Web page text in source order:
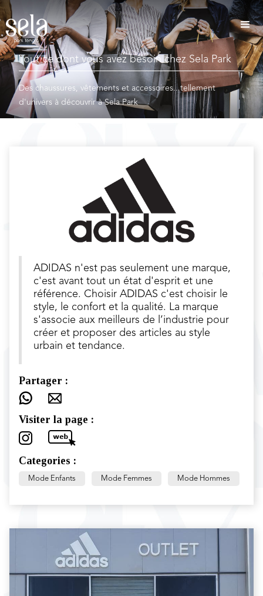
Tout ce dont vous avez besoin chez Sela Park
Des chaussures, vêtements et accessoires...tellement
d'univers à découvrir à Sela Park
ADIDAS n'est pas seulement une marque,
c'est avant tout un état d'esprit et une
référence. Choisir ADIDAS c'est choisir le
style, le confort et la qualité. La marque
s'associe aux meilleurs de l’industrie pour
créer et proposer des articles au style
urbain et tendance.
Partager :
Visiter la page :
Categories :
Mode Enfants Mode Femmes Mode Hommes